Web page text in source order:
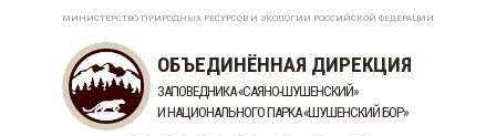
МИНИСТЕРСТВО ПРИРОДНЫХ РЕСУРСОВ И ЭКОЛОГИИ РОССИЙСКОЙ ФЕДЕРАЦИИ
ОБЪЕДИНЁННАЯ ДИРЕКЦИЯ
ЗАПОВЕДНИКА «САЯНО-ШУШЕНСКИЙ»
И НАЦИОНАЛЬНОГО ПАРКА «ШУШЕНСКИЙ БОР»